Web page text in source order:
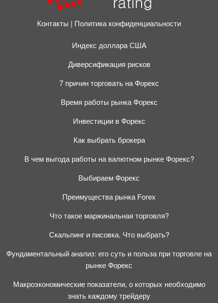
Контакты Политика конфиденциальности
Индекс доллара США
Диверсификация рисков
7 причин торговать на Форекс
Время работы рынка Форекс
Инвестиции в Форекс
Как выбрать брокера
В чем выгода работы на валютном рынке Форекс?
Выбираем Форекс
Преимущества рынка Forex
Что такое маржинальная торговля?
Скальпинг и писовка. Что выбрать?
Фундаментальный анализ: его суть и польза при торговле на
рынке Форекс
Макроэкономические показатели, о которых необходимо
знать каждому трейдеру